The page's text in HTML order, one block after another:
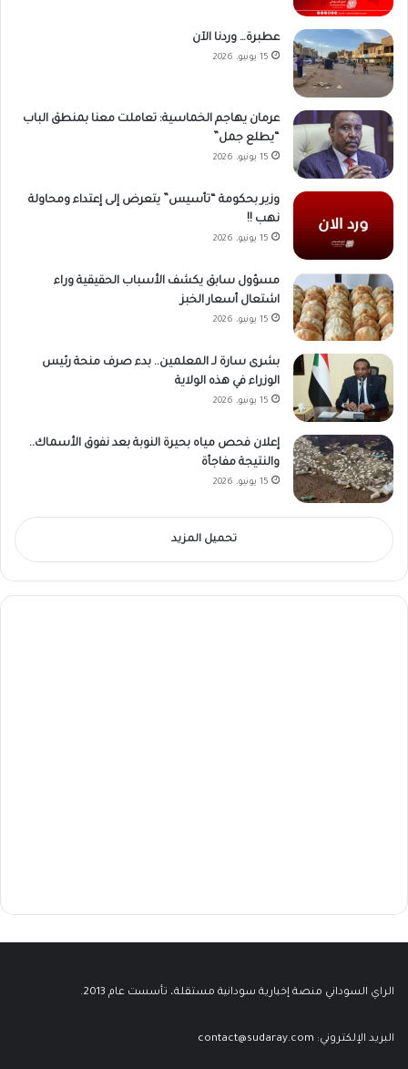
عطبرة… وردنا الآن
15 يونيو، 2026
عرمان يهاجم الخماسية: تعاملت معنا بمنطق الباب
“يطلع جمل”
15 يونيو، 2026
وزير بحكومة “تأسيس” يتعرض إلى إعتداء ومحاولة
نهب !!
15 يونيو، 2026
مسؤول سابق يكشف الأسباب الحقيقية وراء
اشتعال أسعار الخبز
15 يونيو، 2026
بشرى سارة لـ المعلمين.. بدء صرف منحة رئيس
الوزراء في هذه الولاية
15 يونيو، 2026
إعلان فحص مياه بحيرة النوبة بعد نفوق الأسماك..
والنتيجة مفاجأة
15 يونيو، 2026
تحميل المزيد
الراي السوداني منصة إخبارية سودانية مستقلة، تأسست عام 2013.
البريد الإلكتروني: contact@sudaray.com